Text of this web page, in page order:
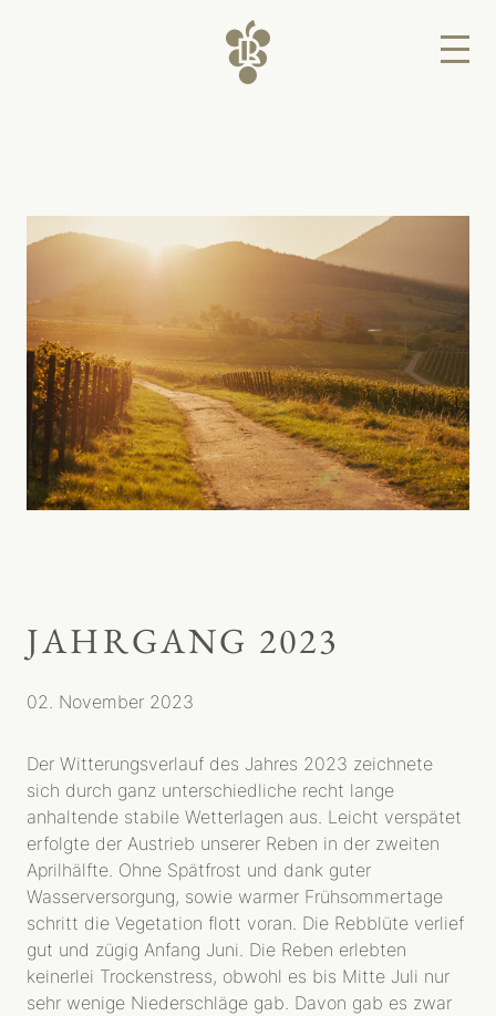
JAHRGANG 2023
02. November 2023
Der Witterungsverlauf des Jahres 2023 zeichnete
sich durch ganz unterschiedliche recht lange
anhaltende stabile Wetterlagen aus. Leicht verspätet
erfolgte der Austrieb unserer Reben in der zweiten
Aprilhälfte. Ohne Spätfrost und dank guter
Wasserversorgung, sowie warmer Frühsommertage
schritt die Vegetation flott voran. Die Rebblüte verlief
gut und zügig Anfang Juni. Die Reben erlebten
keinerlei Trockenstress, obwohl es bis Mitte Juli nur
sehr wenige Niederschläge gab. Davon gab es zwar